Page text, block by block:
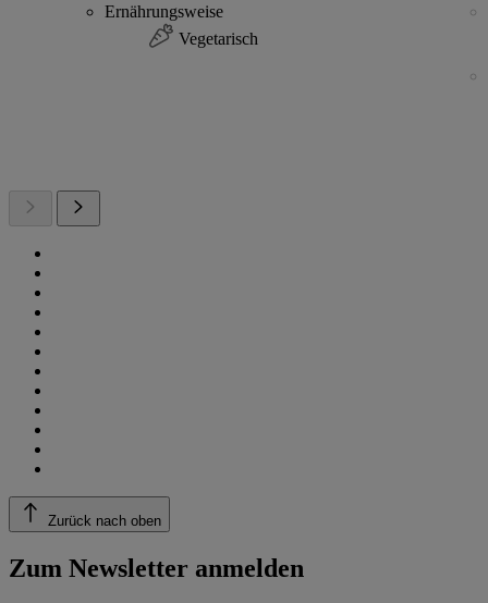
Ernährungsweise
Vegetarisch
Zurück nach oben
Zum Newsletter anmelden